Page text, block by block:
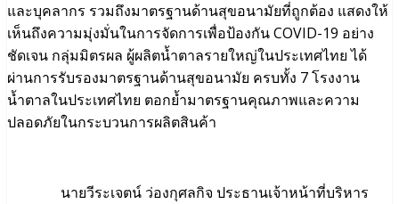
และบุคลากร รวมถึงมาตรฐานด้านสุขอนามัยที่ถูกต้อง แสดงให้
เห็นถึงความมุ่งมั่นในการจัดการเพื่อป้องกัน COVID-19 อย่าง
ชัดเจน กลุ่มมิตรผล ผู้ผลิตน้ำตาลรายใหญ่ในประเทศไทย ได้
ผ่านการรับรองมาตรฐานด้านสุขอนามัย ครบทั้ง 7 โรงงาน
น้ำตาลในประเทศไทย ตอกย้ำมาตรฐานคุณภาพและความ
ปลอดภัยในกระบวนการผลิตสินค้า
นายวีระเจตน์ ว่องกุศลกิจ ประธานเจ้าหน้าที่บริหาร